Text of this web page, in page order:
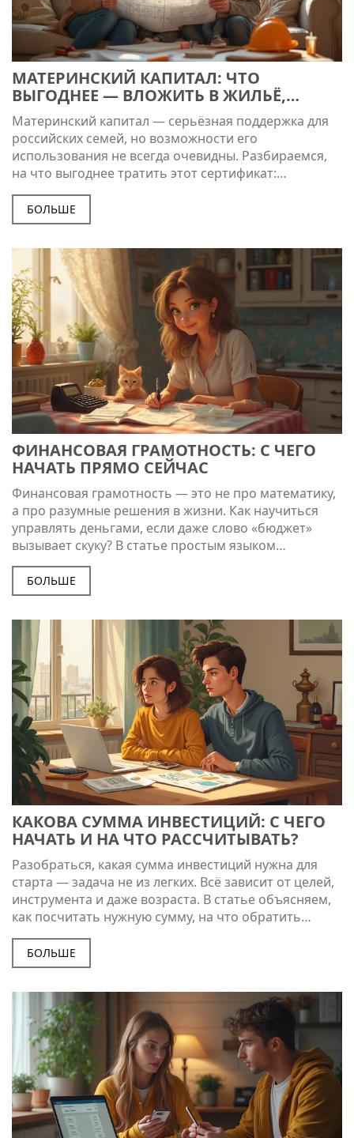
МАТЕРИНСКИЙ КАПИТАЛ: ЧТО
ВЫГОДНЕЕ — ВЛОЖИТЬ В ЖИЛЬЁ,
ОБУЧЕНИЕ ИЛИ ПЕНСИЮ?
Материнский капитал — серьёзная поддержка для
российских семей, но возможности его
использования не всегда очевидны. Разбираемся,
на что выгоднее тратить этот сертификат:
улучшение жилья, обучение детей или пенсию
мамы. Разберём нюансы каждого варианта, свежие
изменения законодательства и неожиданные
советы помогут не ошибиться с выбором. Не
тратьте маткапитал наугад — есть реальные
способы сделать его реально полезным.
БОЛЬШЕ
ФИНАНСОВАЯ ГРАМОТНОСТЬ: С ЧЕГО
НАЧАТЬ ПРЯМО СЕЙЧАС
Финансовая грамотность — это не про математику,
а про разумные решения в жизни. Как научиться
управлять деньгами, если даже слово «бюджет»
вызывает скуку? В статье простым языком
разбираются главные шаги для старта: как считать
свои деньги, избегать ошибок и планировать
расходы. Реальные советы из жизни и простые
Будет полезно тем, кто устал жить от зарплаты до
зарплаты.
БОЛЬШЕ
КАКОВА СУММА ИНВЕСТИЦИЙ: С ЧЕГО
НАЧАТЬ И НА ЧТО РАССЧИТЫВАТЬ?
Разобраться, какая сумма инвестиций нужна для
старта — задача не из легких. Всё зависит от целей,
инструмента и даже возраста. В статье объясняем,
как посчитать нужную сумму, на что обратить
внимание и почему неважно, если ваш стартовый
капитал пока невелик. Даем советы на реальных
примерах и рассказываем, с какими ошибками
БОЛЬШЕ